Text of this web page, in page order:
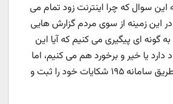
سوال که چرا اینترنت زود تمام می
این زمینه از سوی مردم گزارش هایی
گونه ای پیگیری می کنیم که آیا این
یا خیر و برخورد هم می کنیم، اما
مردم می توانند از طریق سامانه ۱۹۵ شکایات خود را ثبت و